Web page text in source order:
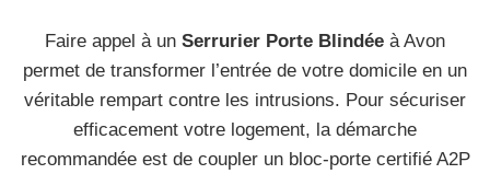
Faire appel à un Serrurier Porte Blindée à Avon
permet de transformer l’entrée de votre domicile en un
véritable rempart contre les intrusions. Pour sécuriser
efficacement votre logement, la démarche
recommandée est de coupler un bloc-porte certifié A2P